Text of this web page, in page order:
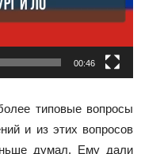
00:46
типовые вопросы
и из этих вопросов
думал. Ему дали